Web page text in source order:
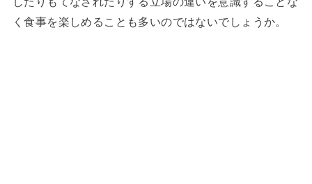
く食事を楽しめることも多いのではないでしょうか。